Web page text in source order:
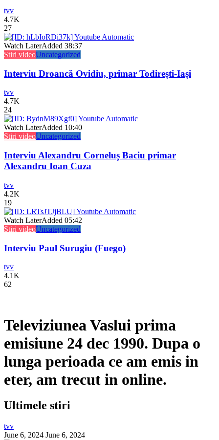
tvv
4.7K
27
Watch LaterAdded 38:37
Stiri videoUncategorized
Interviu Droancă Ovidiu, primar Todirești-Iași
tvv
4.7K
24
Watch LaterAdded 10:40
Stiri videoUncategorized
Interviu Alexandru Corneluș Baciu primar
Alexandru Ioan Cuza
tvv
4.2K
19
Watch LaterAdded 05:42
Stiri videoUncategorized
Interviu Paul Surugiu (Fuego)
tvv
4.1K
62
Televiziunea Vaslui prima
emisiune 24 dec 1990. Dupa o
lunga perioada ce am emis in
eter, am trecut in online.
Ultimele stiri
tvv
June 6, 2024 June 6, 2024